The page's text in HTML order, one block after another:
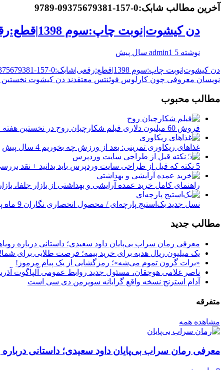
آخرین مطالب شابک:0-157-09375679381-9789
دن کیشوت|نوبت چاپ:سوم 1398|قطع:رقعی|شابک:0-157-09375679381-9789
نوشته admin1 5 سال پیش
نویسان معروفی چون کارلوس فوئنتس معتقدند دن کیشوت نخستین
مطالب محبوب
فروش 60 میلیون دلاری فیلم‌ شکارچیان روح در نخستین هفته اکران
غذاهای ریکاوری تمرینی: بعد از ورزش چه بخوریم 4 سال پیش
5 نکته که قبل از طراحی سایت وردپرس باید بدانید + نقد بررسی سایت وردپرسی
راهنمای کامل خرید عمده آرایشی و بهداشتی از بازار جلفا،
نسل جدید بک‌استیج پارچه‌ای / محصول انحصاری نگاران 9 ماه پیش
مطالب جدید
معرفی رمان سراب بی‌پایان داود سعیدی؛ داستانی درباره
یک میلیون ریال هدیه برای خرید بیمه؛ فرصت طلایی برای شما!
«برات گرون تموم می‌شه»؛ رمزگشایی از یک پیام مرموز!
ناصر غلامی هوجقان، مسئول جدید روابط عمومی آلپاگوت
آدام استرنج نسخه واقع گرایانه سوپرمن دی سی است
متفرقه
مشاهده همه
معرفی رمان سراب بی‌پایان داود سعیدی؛ داستانی